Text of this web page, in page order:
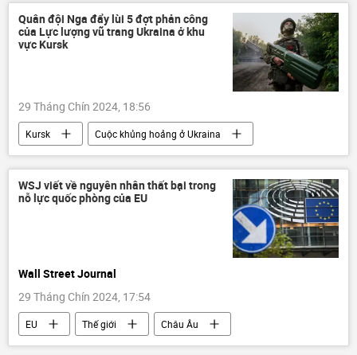
RT
Quân đội Nga đẩy lùi 5 đợt phản công
của Lực lượng vũ trang Ukraina ở khu
vực Kursk
29 Tháng Chín 2024, 18:56
Kursk
Cuộc khủng hoảng ở Ukraina
Ukraina
Nga
Thế giới
xung đột quân sự
Quân sự
Chiến dịch quân sự đặc biệt tại Ukraina
WSJ viết về nguyên nhân thất bại trong
nỗ lực quốc phòng của EU
Wall Street Journal
29 Tháng Chín 2024, 17:54
EU Thế giới
Châu Âu
quốc phòng
Báo chí thế giới